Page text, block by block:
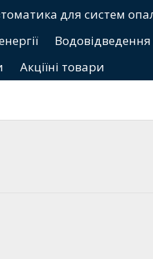
для систем
Водовідведення
Акціїні товари